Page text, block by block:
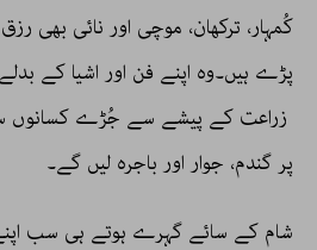
کُمہار، ترکھان، موچی اور نائی بھی
پڑے ہیں۔وہ اپنے فن اور اشیا کے
زراعت کے پیشے سے جُڑے کسانوں
پر گندم، جوار اور باجرہ لیں گے۔
شام کے سائے گہرے ہوتے ہی سب